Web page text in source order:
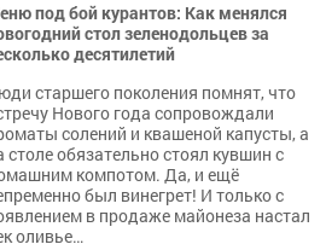
под бой курантов: Как менялся
стол зеленодольцев за
десятилетий
старшего поколения помнят, что
Нового года сопровождали
солений и квашеной капусты, а
столе обязательно стоял кувшин с
компотом. Да, и ещё
был винегрет! И только с
в продаже майонеза настал
оливье…